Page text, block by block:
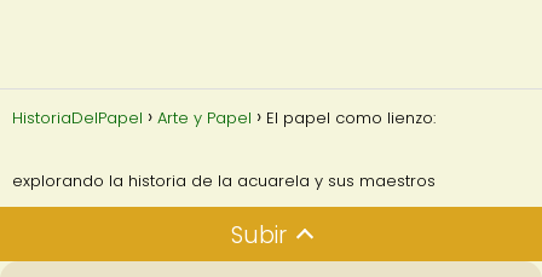
HistoriaDelPapel Arte y Papel El papel como lienzo:
explorando la historia de la acuarela y sus maestros
Subir